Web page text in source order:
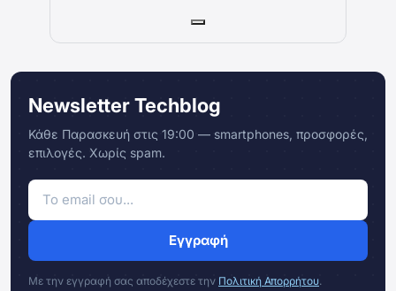
Newsletter Techblog
Κάθε Παρασκευή στις 19:00 — smartphones, προσφορές,
επιλογές. Χωρίς spam.
Εγγραφή
Με την εγγραφή σας αποδέχεστε την Πολιτική Απορρήτου.